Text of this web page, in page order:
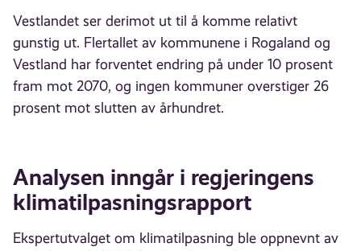
Vestlandet ser derimot ut til å komme relativt
gunstig ut. Flertallet av kommunene i Rogaland og
Vestland har forventet endring på under 10 prosent
fram mot 2070, og ingen kommuner overstiger 26
prosent mot slutten av århundret.
Analysen inngår i regjeringens
klimatilpasningsrapport
Ekspertutvalget om klimatilpasning ble oppnevnt av